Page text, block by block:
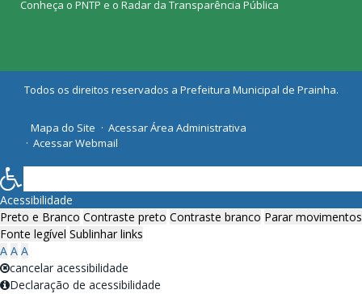
Conheça o PNTP e o Radar da Transparência Pública
Todos os direitos reservados a Prefeitura Municipal de Prainha.
Mapa do Site
Acessar Área Administrativa
Acessar Webmail
Acessibilidade
Preto e Branco Contraste preto Contraste branco Parar movimentos
Fonte legível Sublinhar links
A A A
cancelar acessibilidade
Declaração de acessibilidade